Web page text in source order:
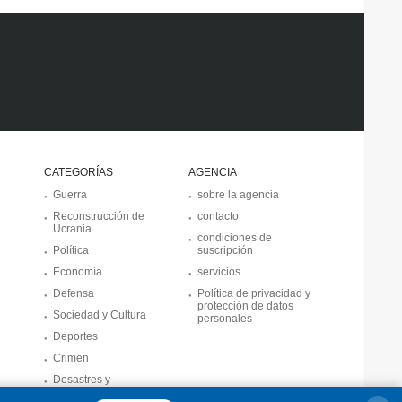
CATEGORÍAS
Guerra
Reconstrucción de
Ucrania
Política
Economía
Defensa
Sociedad y Cultura
Deportes
Crimen
Desastres y
AGENCIA
sobre la agencia
contacto
condiciones de
suscripción
servicios
Política de privacidad y
protección de datos
personales